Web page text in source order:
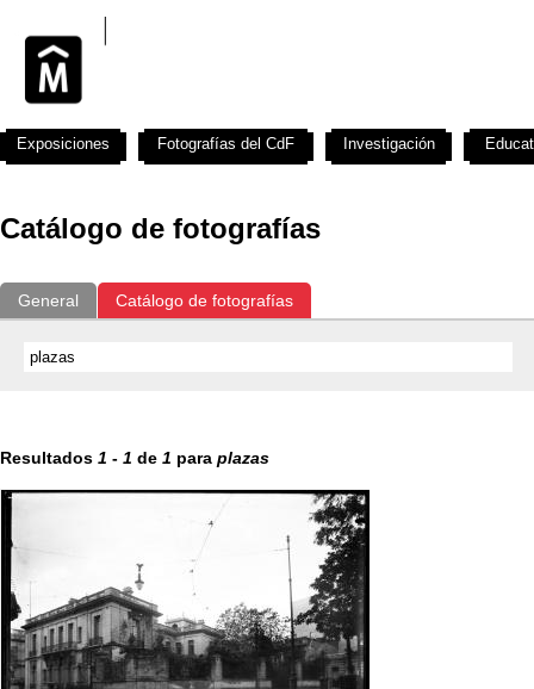
Catálogo de fotografías
General Catálogo de fotografías
Resultados 1 - 1 de 1 para plazas
Exposiciones Fotografías del CdF Investigación